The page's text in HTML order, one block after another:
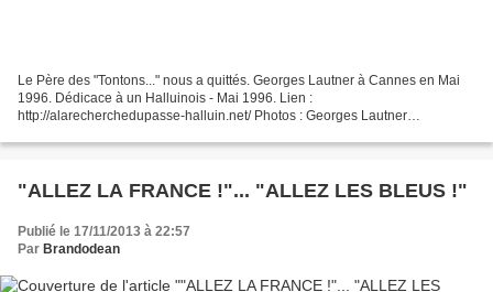
Le Père des "Tontons..." nous a quittés. Georges Lautner à Cannes en Mai
1996. Dédicace à un Halluinois - Mai 1996. Lien :
http://alarecherchedupasse-halluin.net/ Photos : Georges Lautner
"ALLEZ LA FRANCE !"... "ALLEZ LES BLEUS !"
Publié le 17/11/2013 à 22:57
Par Brandodean